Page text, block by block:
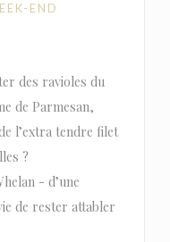
END
des ravioles du
de Parmesan,
l’extra tendre filet
?
- d’une
de rester attabler